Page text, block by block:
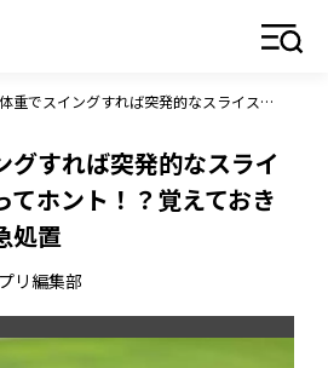
左足体重でスイングすれば突発的なスライスがすぐ止まるってホント！？覚えておきたいゴルフの応急処置
グすれば突発的なスライ
てホント！？覚えておき
処置
リ編集部